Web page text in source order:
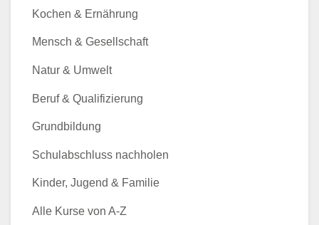
Kochen & Ernährung
Mensch & Gesellschaft
Natur & Umwelt
Beruf & Qualifizierung
Grundbildung
Schulabschluss nachholen
Kinder, Jugend & Familie
Alle Kurse von A-Z